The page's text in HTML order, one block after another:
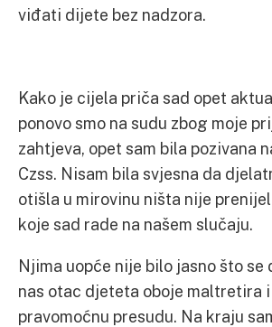
viđati dijete bez nadzora.
Kako je cijela priča sad opet
ponovo smo na sudu zbog moje
zahtjeva, opet sam bila pozivana
Czss. Nisam bila svjesna da
otišla u mirovinu ništa nije
koje sad rade na našem slučaju.
Njima uopće nije bilo jasno što se
nas otac djeteta oboje maltretira
pravomoćnu presudu. Na kraju